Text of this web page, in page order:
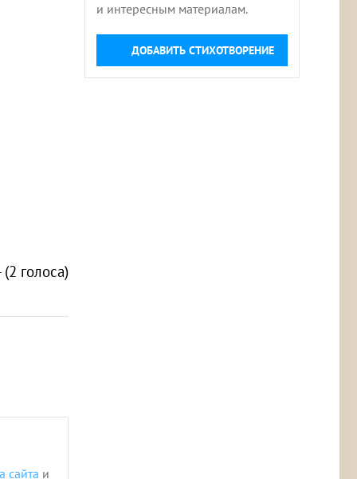
голоса)
сайта и
и интересным материалам.
ДОБАВИТЬ СТИХОТВОРЕНИЕ